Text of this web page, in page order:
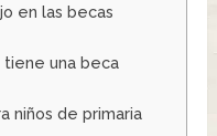
en las becas
tiene una beca
niños de primaria